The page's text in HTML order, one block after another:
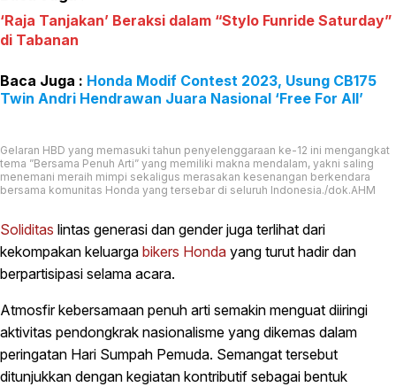
‘Raja Tanjakan’ Beraksi dalam “Stylo Funride Saturday”
di Tabanan
Honda Modif Contest 2023, Usung CB175
Twin Andri Hendrawan Juara Nasional ‘Free For All’
Gelaran HBD yang memasuki tahun penyelenggaraan ke-12 ini mengangkat
tema ”Bersama Penuh Arti” yang memiliki makna mendalam, yakni saling
menemani meraih mimpi sekaligus merasakan kesenangan berkendara
bersama komunitas Honda yang tersebar di seluruh Indonesia./dok.AHM
Soliditas lintas generasi dan gender juga terlihat dari
kekompakan keluarga bikers Honda yang turut hadir dan
berpartisipasi selama acara.
Atmosfir kebersamaan penuh arti semakin menguat diiringi
aktivitas pendongkrak nasionalisme yang dikemas dalam
peringatan Hari Sumpah Pemuda. Semangat tersebut
ditunjukkan dengan kegiatan kontributif sebagai bentuk